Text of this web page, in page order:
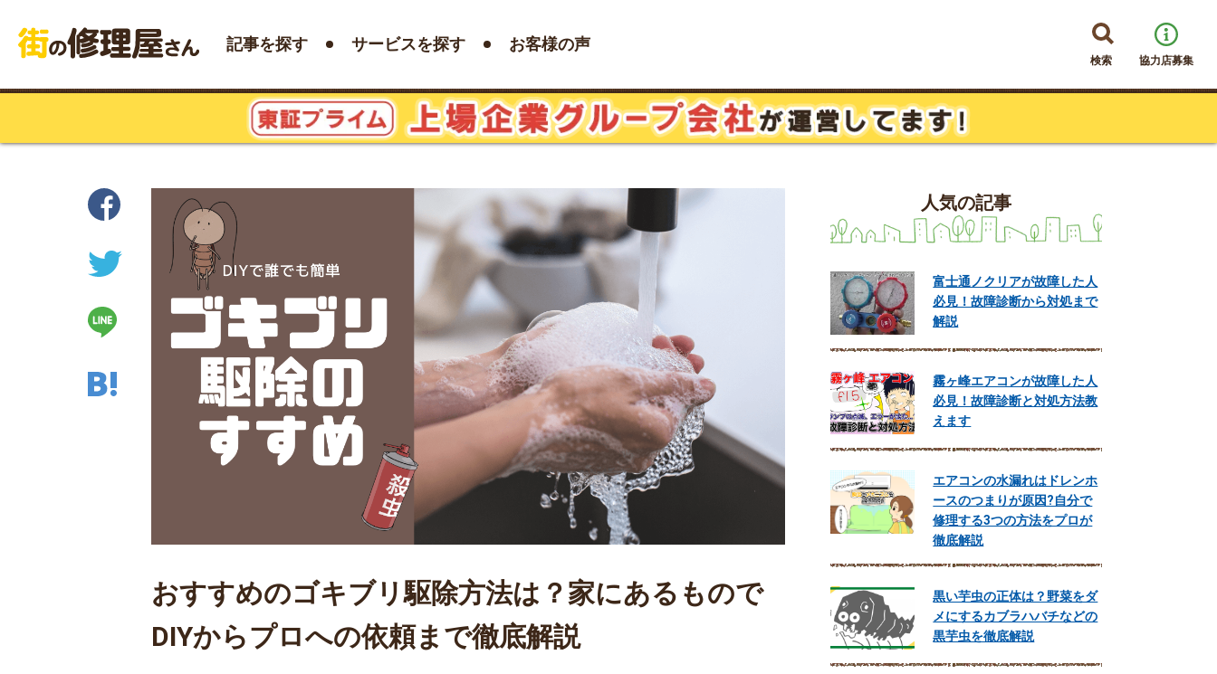
記事を探す サービスを探す お客様の声
検索 協力店募集
おすすめのゴキブリ駆除方法は？家にあるもので
DIYからプロへの依頼まで徹底解説
人気の記事
富士通ノクリアが故障した人
必見！故障診断から対処まで
解説
霧ヶ峰エアコンが故障した人
必見！故障診断と対処方法教
えます
エアコンの水漏れはドレンホ
ースのつまりが原因?自分で
修理する3つの方法をプロが
徹底解説
黒い芋虫の正体は？野菜をダ
メにするカブラハバチなどの
黒芋虫を徹底解説